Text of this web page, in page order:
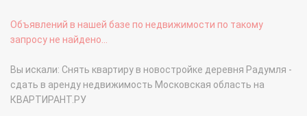
Объявлений в нашей базе по недвижимости по такому
запросу не найдено...
Вы искали: Снять квартиру в новостройке деревня Радумля -
сдать в аренду недвижимость Московская область на
КВАРТИРАНТ.РУ